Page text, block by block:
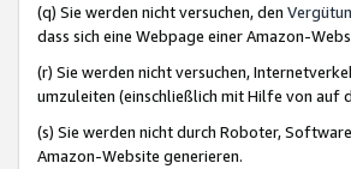
(q) Sie werden nicht versuchen, den
dass sich eine Webpage einer Amazon-
(r) Sie werden nicht versuchen,
umzuleiten (einschließlich mit Hilfe von
(s) Sie werden nicht durch Roboter,
Amazon-Website generieren.